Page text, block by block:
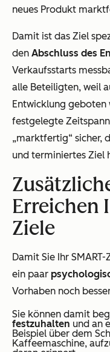
neues Produkt
Damit ist das Ziel
den Abschluss des
Verkaufsstarts
alle Beteiligten, weil
Entwicklung geboten
festgelegte
„marktfertig“ sicher,
und terminiertes Ziel
Erreichen
Ziele
Damit Sie Ihr
ein paar
Vorhaben noch
Sie können damit
festzuhalten und an
Beispiel über dem
Kaffeemaschine,